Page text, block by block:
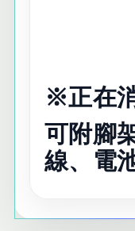
※正在
可附腳
線、電